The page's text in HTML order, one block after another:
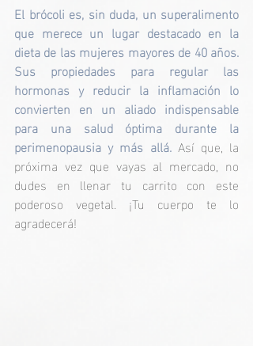
El brócoli es, sin duda, un superalimento
que merece un lugar destacado en la
dieta de las mujeres mayores de 40 años.
Sus propiedades para regular las
hormonas y reducir la inflamación lo
convierten en un aliado indispensable
para una salud óptima durante la
perimenopausia y más allá. Así que, la
próxima vez que vayas al mercado, no
dudes en llenar tu carrito con este
poderoso vegetal. ¡Tu cuerpo te lo
agradecerá!